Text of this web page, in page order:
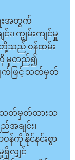
ေးအတွက်
၊ ကျွမ်းကျင်မှု
သည် ဝန်ထမ်း
မူတည်၍
က်ဖြင့် သတ်မှတ်
သတ်မှတ်ထားသ
အချင်း၊
ကို နိုင်နင်းစွာ
လျှင်